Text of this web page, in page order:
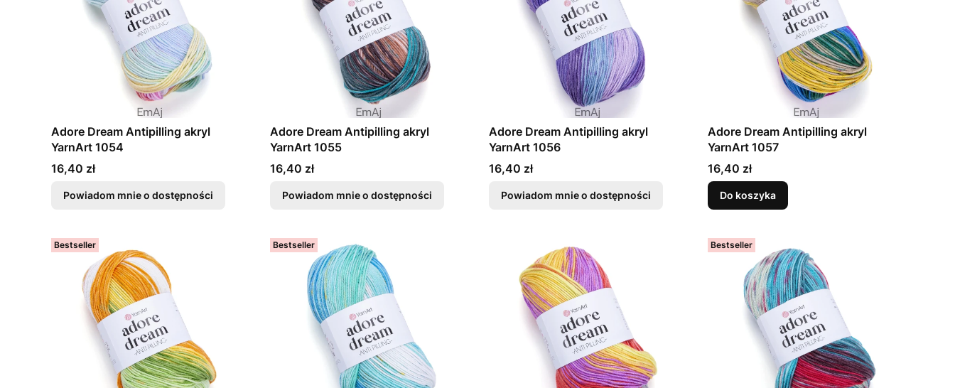
Adore Dream Antipilling akryl
YarnArt 1054
Cena
16,40 zł
Powiadom mnie o dostępności
Adore Dream Antipilling akryl
YarnArt 1055
Cena
16,40 zł
Powiadom mnie o dostępności
Adore Dream Antipilling akryl
YarnArt 1056
Cena
16,40 zł
Powiadom mnie o dostępności
Adore Dream Antipilling akryl
YarnArt 1057
Cena
16,40 zł
Do koszyka
Bestseller Bestseller Bestseller